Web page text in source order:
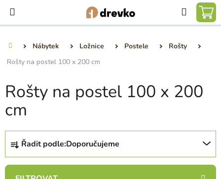
obsah
Hledat
Nábytek Ložnice Postele
Rošty
Rošty na postel 100 x 200 cm
Rošty na postel 100 x 200
cm
Ř
z
Řadit podle:Doporučujeme